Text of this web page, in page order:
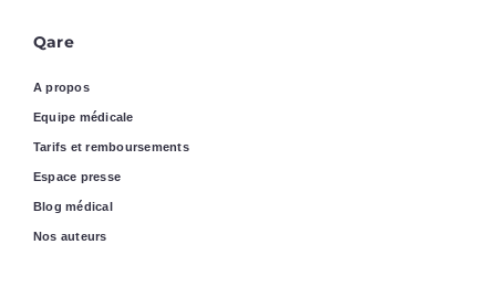
Qare
A propos
Equipe médicale
Tarifs et remboursements
Espace presse
Blog médical
Nos auteurs